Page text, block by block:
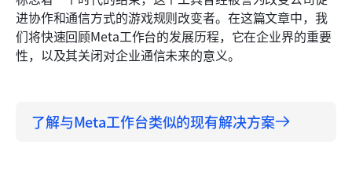
进协作和通信方式的游戏规则改变者。在这篇文章中，我
们将快速回顾Meta工作台的发展历程，它在企业界的重要
性，以及其关闭对企业通信未来的意义。
了解与Meta工作台类似的现有解决方案
Lark：一个集生产力和协作于一体的全能平台
探索通信的未来